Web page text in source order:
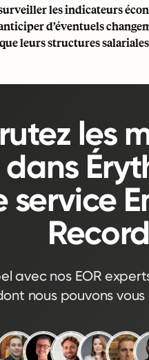
les indicateurs
d’éventuels
leurs structures
les
service
Record
avec nos EOR
nous pouvons